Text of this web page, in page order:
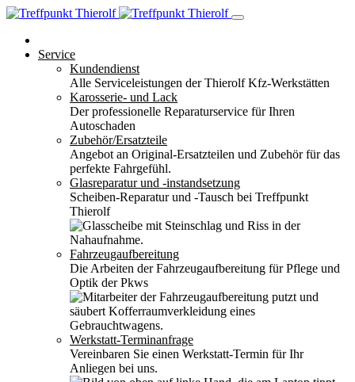
Service
Kundendienst
Alle Serviceleistungen der Thierolf Kfz-Werkstätten
Karosserie- und Lack
Der professionelle Reparaturservice für Ihren
Autoschaden
Zubehör/Ersatzteile
Angebot an Original-Ersatzteilen und Zubehör für das
perfekte Fahrgefühl.
Glasreparatur und -instandsetzung
Scheiben-Reparatur und -Tausch bei Treffpunkt
Thierolf
Fahrzeugaufbereitung
Die Arbeiten der Fahrzeugaufbereitung für Pflege und
Optik der Pkws
Werkstatt-Terminanfrage
Vereinbaren Sie einen Werkstatt-Termin für Ihr
Anliegen bei uns.